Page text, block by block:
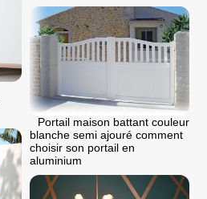
Portail maison battant couleur
blanche semi ajouré comment
choisir son portail en
aluminium